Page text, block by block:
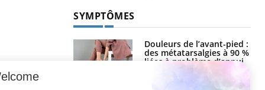
SYMPTÔMES
Douleurs de l’avant-pied :
des métatarsalgies à 90 %
liées à problème d’appui